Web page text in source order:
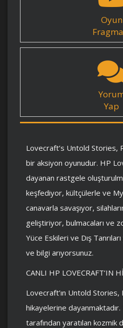
Oyun
Yap
Lovecraft’s Untold Stories,
bir aksiyon oyunudur. HP
dayanan rastgele
keşfediyor, kültçülerle ve
canavarla savaşıyor,
geliştiriyor, bulmacaları ve
Yüce Eskileri ve Dış
ve bilgi arıyorsunuz.
CANLI HP LOVECRAFT’IN
Lovecraft’ın Untold Stories,
hikayelerine
tarafından yaratılan kozmik